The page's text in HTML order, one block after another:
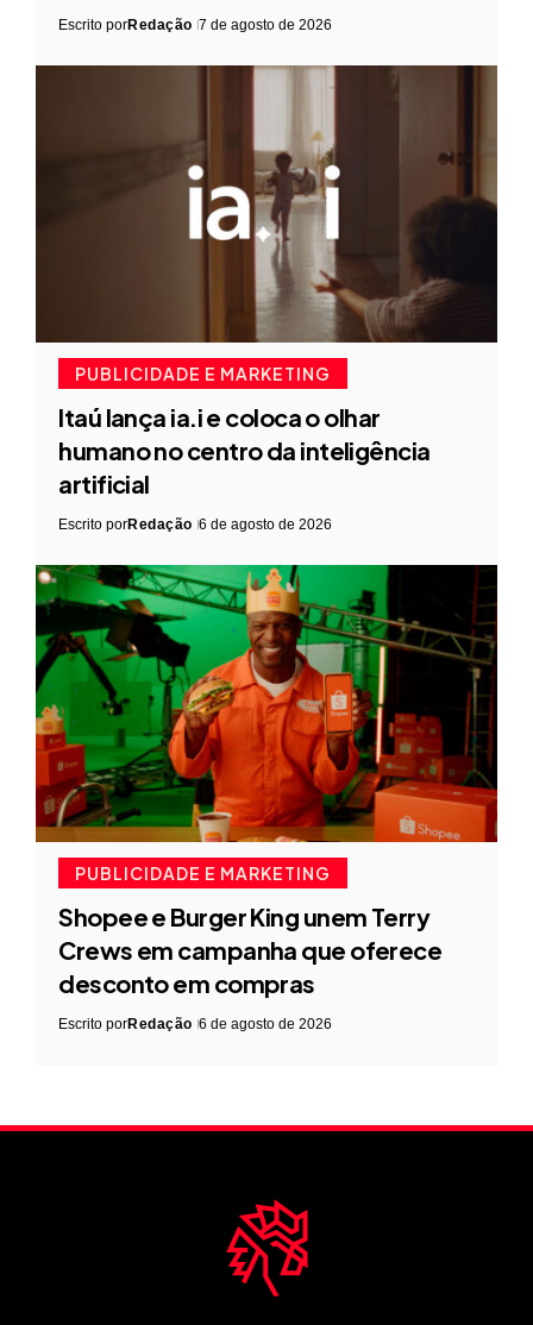
Escrito porRedação 7 de agosto de 2026
PUBLICIDADE E MARKETING
Itaú lança ia.i e coloca o olhar
humano no centro da inteligência
artificial
Escrito porRedação 6 de agosto de 2026
PUBLICIDADE E MARKETING
Shopee e Burger King unem Terry
Crews em campanha que oferece
desconto em compras
Escrito porRedação 6 de agosto de 2026